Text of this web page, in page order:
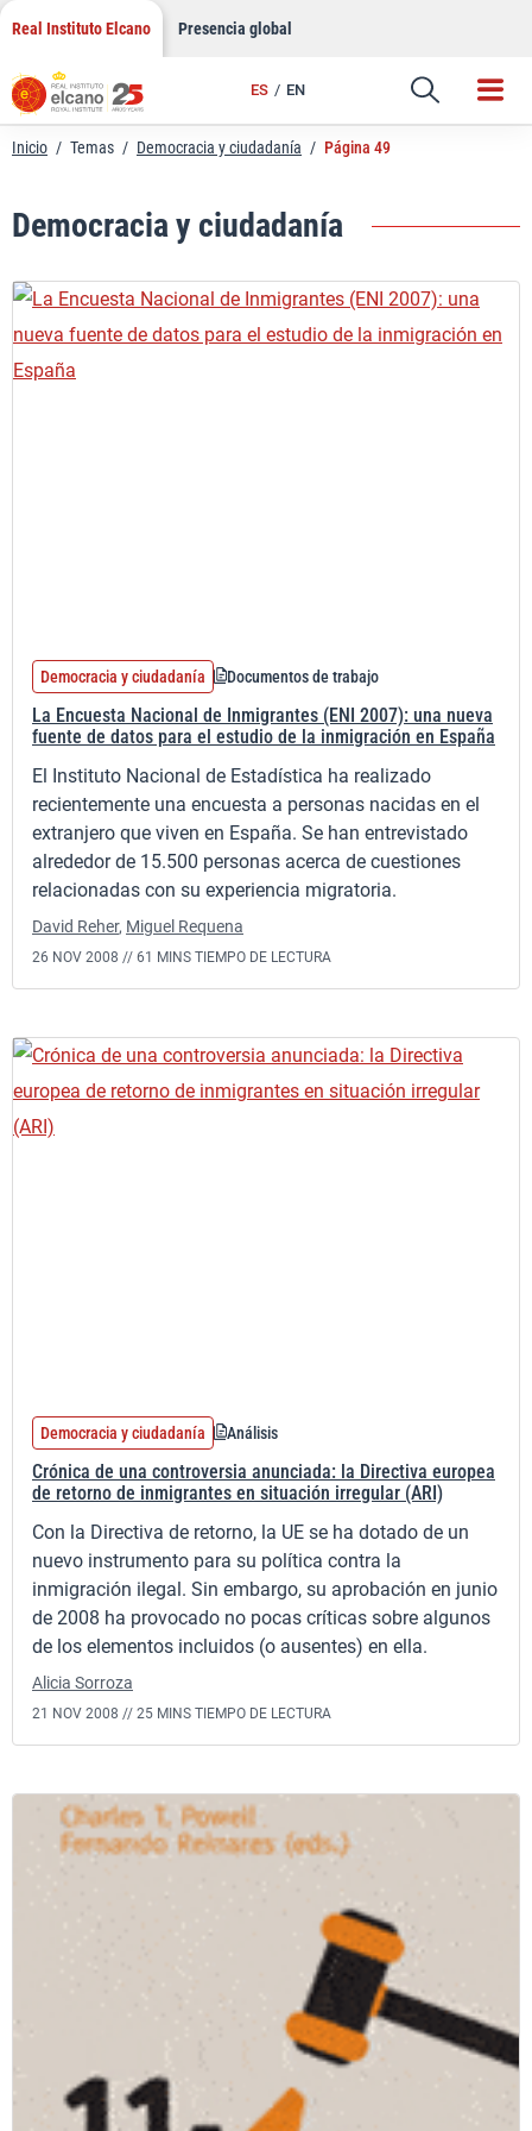
Saltar
contenido
Real Instituto Elcano Presencia global
ES EN
Inicio / Temas / Democracia y ciudadanía / Página 49
Democracia y ciudadanía
Democracia y ciudadanía Documentos de trabajo
La Encuesta Nacional de Inmigrantes (ENI 2007): una nueva
fuente de datos para el estudio de la inmigración en España
El Instituto Nacional de Estadística ha realizado
recientemente una encuesta a personas nacidas en el
extranjero que viven en España. Se han entrevistado
alrededor de 15.500 personas acerca de cuestiones
relacionadas con su experiencia migratoria.
David Reher, Miguel Requena
26 NOV 2008 // 61 MINS TIEMPO DE LECTURA
Democracia y ciudadanía Análisis
Crónica de una controversia anunciada: la Directiva europea
de retorno de inmigrantes en situación irregular (ARI)
Con la Directiva de retorno, la UE se ha dotado de un
nuevo instrumento para su política contra la
inmigración ilegal. Sin embargo, su aprobación en junio
de 2008 ha provocado no pocas críticas sobre algunos
de los elementos incluidos (o ausentes) en ella.
Alicia Sorroza
21 NOV 2008 // 25 MINS TIEMPO DE LECTURA